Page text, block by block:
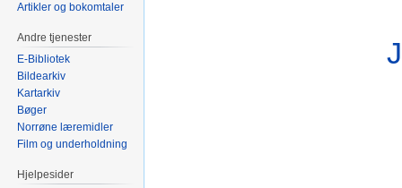
Artikler og bokomtaler
Andre tjenester
E-Bibliotek
Bildearkiv
Kartarkiv
Bøger
Norrøne læremidler
Film og underholdning
Hjelpesider